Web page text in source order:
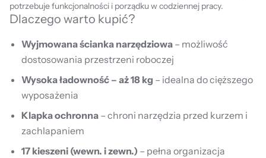
potrzebuje funkcjonalności i porządku w codziennej pracy.
Dlaczego warto kupić?
Wyjmowana ścianka narzędziowa – możliwość
dostosowania przestrzeni roboczej
Wysoka ładowność – aż 18 kg – idealna do cięższego
wyposażenia
Klapka ochronna – chroni narzędzia przed kurzem i
zachlapaniem
17 kieszeni (wewn. i zewn.) – pełna organizacja